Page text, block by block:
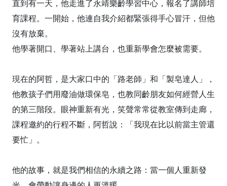
直到有一天，他走進了永靖樂齡學習中心，報名了講師培
育課程。一開始，他連自我介紹都緊張得手心冒汗，但他
沒有放棄。
他學著開口、學著站上講台，也重新學會怎麼被需要。
現在的阿哲，是大家口中的「路老師」和「製皂達人」，
他教孩子們用廢油做環保皂，也教同齡朋友如何經營人生
的第三階段。眼神重新有光，笑聲常常從教室傳到走廊，
課程邀約的行程不斷，阿哲說：「我現在比以前當主管還
要忙」。
他的故事，就是我們相信的永續之路：當一個人重新發